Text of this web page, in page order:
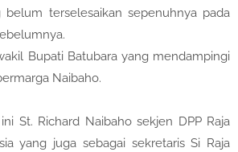
belum terselesaikan sepenuhnya pada
Bupati Batubara yang mendampingi
Naibaho.
St. Richard Naibaho sekjen DPP Raja
yang juga sebagai sekretaris Si Raja